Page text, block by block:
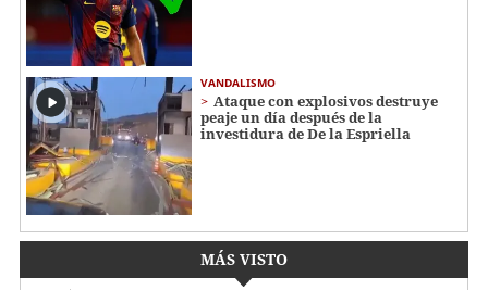
VANDALISMO
Ataque con explosivos destruye
peaje un día después de la
investidura de De la Espriella
MÁS VISTO